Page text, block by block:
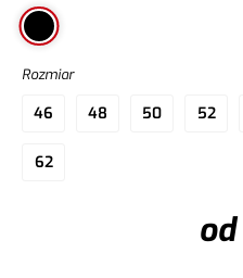
Rozmiar
46 48 50 52
62
od